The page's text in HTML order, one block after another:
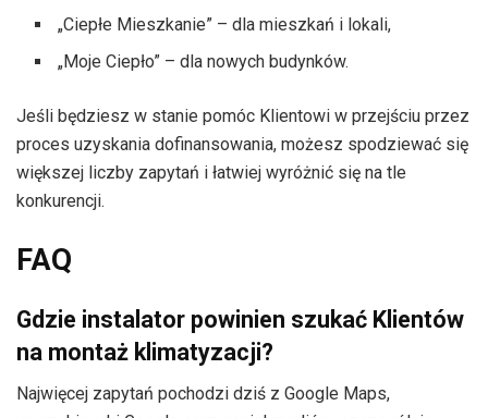
„Ciepłe Mieszkanie” – dla mieszkań i lokali,
„Moje Ciepło” – dla nowych budynków.
Jeśli będziesz w stanie pomóc Klientowi w przejściu przez
proces uzyskania dofinansowania, możesz spodziewać się
większej liczby zapytań i łatwiej wyróżnić się na tle
konkurencji.
FAQ
Gdzie instalator powinien szukać Klientów
na montaż klimatyzacji?
Najwięcej zapytań pochodzi dziś z Google Maps,